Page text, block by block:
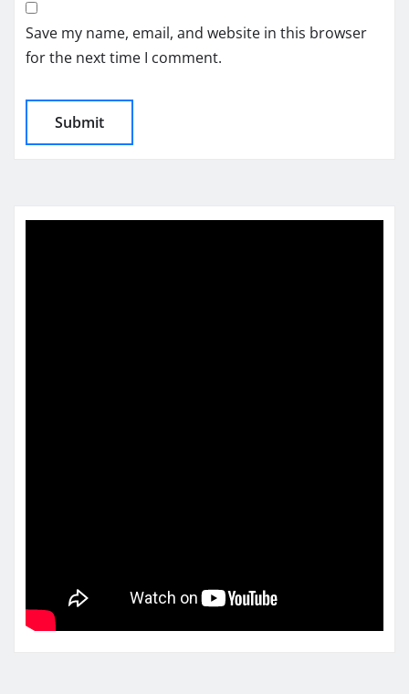
Save my name, email, and website in this browser
for the next time I comment.